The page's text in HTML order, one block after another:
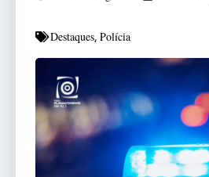
Destaques, Polícia